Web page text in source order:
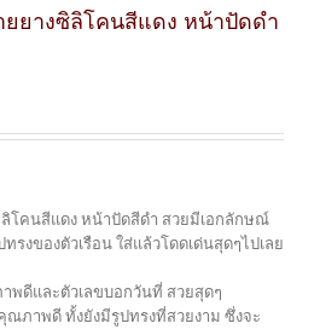
ยยางซิลิโคนสีแดง หน้าปัดดำ
ลิโคนสีแดง หน้าปัดสีดำ สวยมีเอกลักษณ์
งของตัวเรือน ใส่แล้วโดดเด่นสุดๆไปเลย
พดีและตัวเลขบอกวันที่ สวยสุดๆ
ภาพดี ทั้งยังมีรูปทรงที่สวยงาม ซึ่งจะ